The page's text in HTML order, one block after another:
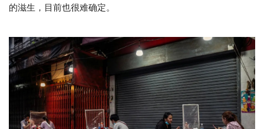
的滋生，目前也很难确定。